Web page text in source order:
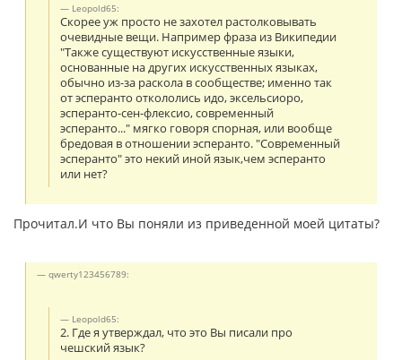
Leopold65:
Скорее уж просто не захотел растолковывать
очевидные вещи. Например фраза из Википедии
"Также существуют искусственные языки,
основанные на других искусственных языках,
обычно из-за раскола в сообществе; именно так
от эсперанто откололись идо, эксельсиоро,
эсперанто-сен-флексио, современный
эсперанто..." мягко говоря спорная, или вообще
бредовая в отношении эсперанто. "Современный
эсперанто" это некий иной язык,чем эсперанто
или нет?
Прочитал.И что Вы поняли из приведенной моей цитаты?
qwerty123456789:
Leopold65:
2. Где я утверждал, что это Вы писали про
чешский язык?